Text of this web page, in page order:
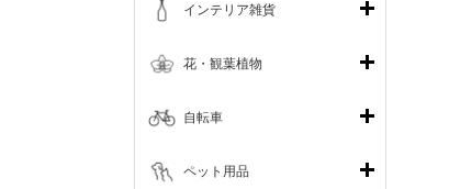
インテリア雑貨
花・観葉植物
自転車
ペット用品